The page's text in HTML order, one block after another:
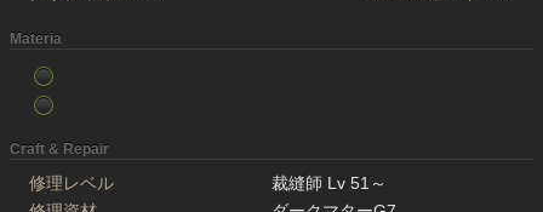
Materia
Craft & Repair
修理レベル
裁縫師 Lv 51～